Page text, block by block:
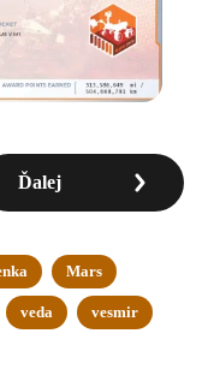
Ďalej
Mars
veda vesmir